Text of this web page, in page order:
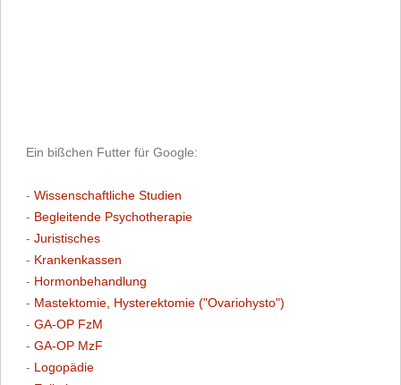
Ein bißchen Futter für Google:
- Wissenschaftliche Studien
- Begleitende Psychotherapie
- Juristisches
- Krankenkassen
- Hormonbehandlung
- Mastektomie, Hysterektomie ("Ovariohysto")
- GA-OP FzM
- GA-OP MzF
- Logopädie